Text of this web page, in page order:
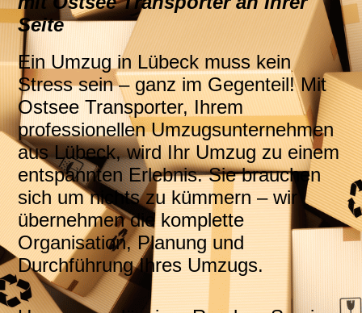
Seite
Ein Umzug in Lübeck muss kein
Stress sein – ganz im Gegenteil! Mit
Ostsee Transporter, Ihrem
professionellen Umzugsunternehmen
aus Lübeck, wird Ihr Umzug zu einem
entspannten Erlebnis. Sie brauchen
sich um nichts zu kümmern – wir
übernehmen die komplette
Organisation, Planung und
Durchführung Ihres Umzugs.